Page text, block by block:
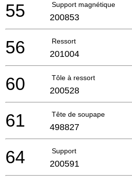
Support magnétique
55 200853
Ressort
56 201004
Tôle à ressort
60 200528
Tête de soupape
61 498827
Support
64 200591